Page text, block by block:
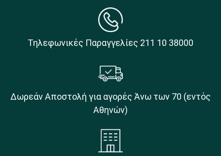
Τηλεφωνικές Παραγγελίες 211 10 38000
Δωρεάν Αποστολή για αγορές Άνω των 70 (εντός
Αθηνών)